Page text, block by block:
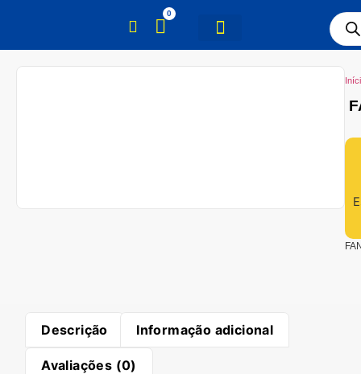
0
Descrição Informação adicional
Avaliações (0)